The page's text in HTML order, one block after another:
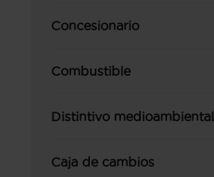
Concesionario
Combustible
Distintivo medioambiental
Caja de cambios